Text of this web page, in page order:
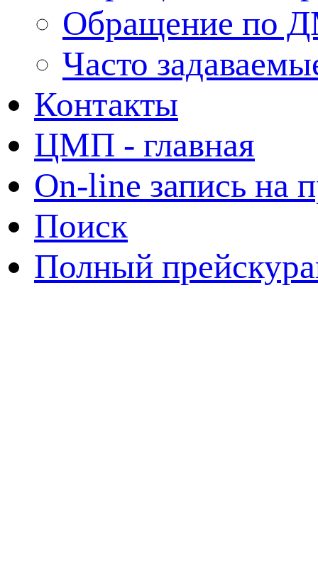
Обращение по
Часто
Контакты
ЦМП - главная
On-line запись на
Поиск
Полный